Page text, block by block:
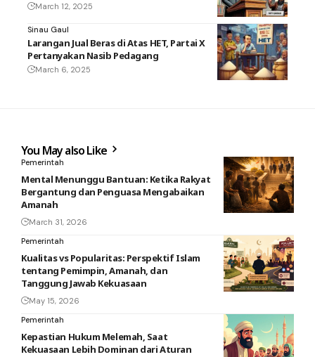
March 12, 2025
Sinau Gaul
Larangan Jual Beras di Atas HET, Partai X
Pertanyakan Nasib Pedagang
March 6, 2025
You May also Like
Pemerintah
Mental Menunggu Bantuan: Ketika Rakyat
Bergantung dan Penguasa Mengabaikan
Amanah
March 31, 2026
Pemerintah
Kualitas vs Popularitas: Perspektif Islam
tentang Pemimpin, Amanah, dan
Tanggung Jawab Kekuasaan
May 15, 2026
Pemerintah
Kepastian Hukum Melemah, Saat
Kekuasaan Lebih Dominan dari Aturan